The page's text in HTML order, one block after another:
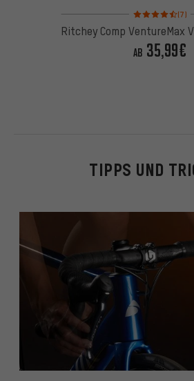
Bewertungen:
(7)
Ritchey Comp VentureMax
AB 35,99€
TIPPS UND